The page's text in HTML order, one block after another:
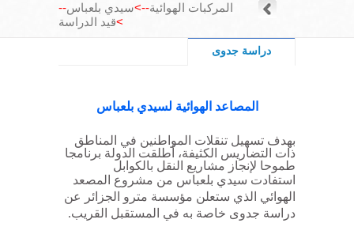
المركبات الهوائية-->سيدي بلعباس--
>قيد الدراسة
دراسة جدوى
المصاعد الهوائية لسيدي بلعباس
بهدف تسهيل تنقلات المواطنين في المناطق
ذات التضاريس الكثيفة، أطلقت الدولة برنامجا
طموحا لإنجاز مشاريع النقل بالكوابل
استفادت سيدي بلعباس من مشروع المصعد
الهوائي الذي ستعلن مؤسسة مترو الجزائر عن
دراسة جدوى خاصة به في المستقبل القريب.